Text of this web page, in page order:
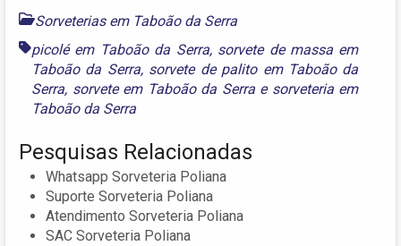
Sorveterias em Taboão da Serra
picolé em Taboão da Serra, sorvete de massa em
Taboão da Serra, sorvete de palito em Taboão da
Serra, sorvete em Taboão da Serrae sorveteria em
Taboão da Serra
Pesquisas Relacionadas
Whatsapp Sorveteria Poliana
Suporte Sorveteria Poliana
Atendimento Sorveteria Poliana
SAC Sorveteria Poliana